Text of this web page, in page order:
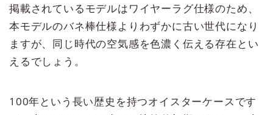
掲載されているモデルはワイヤーラグ仕様のため、
本モデルのバネ棒仕様よりわずかに古い世代になり
ますが、同じ時代の空気感を色濃く伝える存在とい
えるでしょう。
100年という長い歴史を持つオイスターケースです